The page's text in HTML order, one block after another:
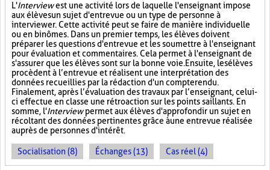
L'Interviewest une activité lors de laquelle l'enseignant impose
aux élèves un sujet d'entrevue ou un type de personne à
interviewer. Cette activité peut se faire de manière individuelle
ou en binômes. Dans un premier temps, les élèves doivent
préparer les questions d'entrevue et les soumettre à l'enseignant
pour évaluation et commentaires. Cela permet à l'enseignant de
s'assurer que les élèves sont sur la bonne voie. Ensuite, les élèves
procèdent à l’entrevue et réalisent une interprétation des
données recueillies par la rédaction d'un compte rendu.
Finalement, après l’évaluation des travaux par l’enseignant, celui-
ci effectue en classe une rétroaction sur les points saillants. En
somme, l'Interviewpermet aux élèves d'approfondir un sujet en
récoltant des données pertinentes grâce à une entrevue réalisée
auprès de personnes d'intérêt.
Socialisation (8) Échanges (13) Cas réel (4)